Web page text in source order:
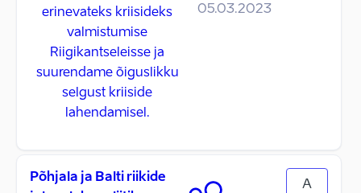
erinevateks kriisideks
valmistumise
Riigikantseleisse ja
suurendame õiguslikku
selgust kriiside
lahendamisel.
05.03.2023
Põhjala ja Balti riikide
A